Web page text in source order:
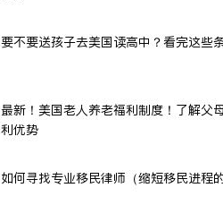
要不要送孩子去美国读高中？看完这些
最新！美国老人养老福利制度！了解父
利优势
如何寻找专业移民律师（缩短移民进程